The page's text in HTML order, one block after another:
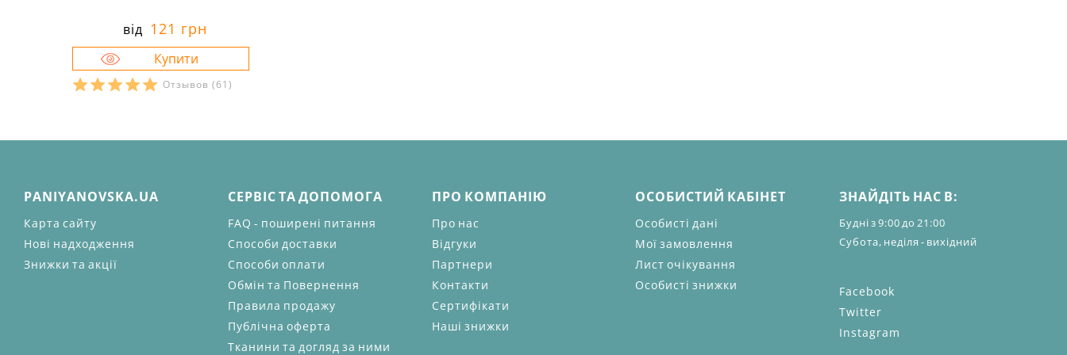
від 121 грн
Отзывов (61)
PANIYANOVSKA.UA
Карта сайту
Нові надходження
Знижки та акції
СЕРВІС ТА ДОПОМОГА
FAQ - поширені питання
Способи доставки
Способи оплати
Обмін та Повернення
Правила продажу
Публічна оферта
Тканини та догляд за ними
ПРО КОМПАНІЮ
Про нас
Відгуки
Партнери
Контакти
Сертифікати
Наші знижки
ОСОБИСТИЙ КАБІНЕТ
Особисті дані
Мої замовлення
Лист очікування
Особисті знижки
ЗНАЙДІТЬ НАС В:
Будні з 9:00 до 21:00
Субота, неділя - вихідний
Facebook
Twitter
Instagram